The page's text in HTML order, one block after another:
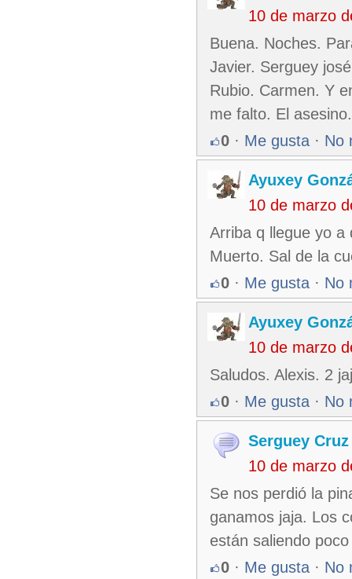
10 de marzo
Buena. Noches.
Javier. Serguey
Rubio. Carmen. Y
me falto. El
0 · Me gusta · No
Ayuxey
10 de marzo
Arriba q llegue yo a
Muerto. Sal de la
0 · Me gusta · No
Ayuxey
10 de marzo
Saludos. Alexis. 2
0 · Me gusta · No
Serguey
10 de marzo
Se nos perdió la
ganamos jaja. Los
están saliendo
0 · Me gusta · No